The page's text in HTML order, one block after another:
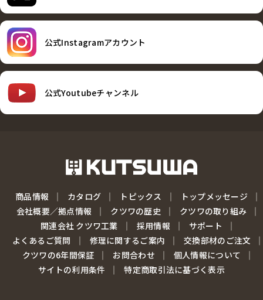
公式Instagramアカウント
公式Youtubeチャンネル
商品情報 カタログ トピックス
トップメッセージ
会社概要／拠点情報
クツワの歴史
クツワの取り組み
関連会社 クツワ工業
採用情報
サポート
よくあるご質問
修理に関するご案内
交換部材のご注文
クツワの6年間保証
お問合わせ
個人情報について
サイトの利用条件
特定商取引法に基づく表示